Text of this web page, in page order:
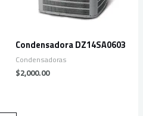
Condensadora DZ14SA0603
Condensadoras
$2,000.00